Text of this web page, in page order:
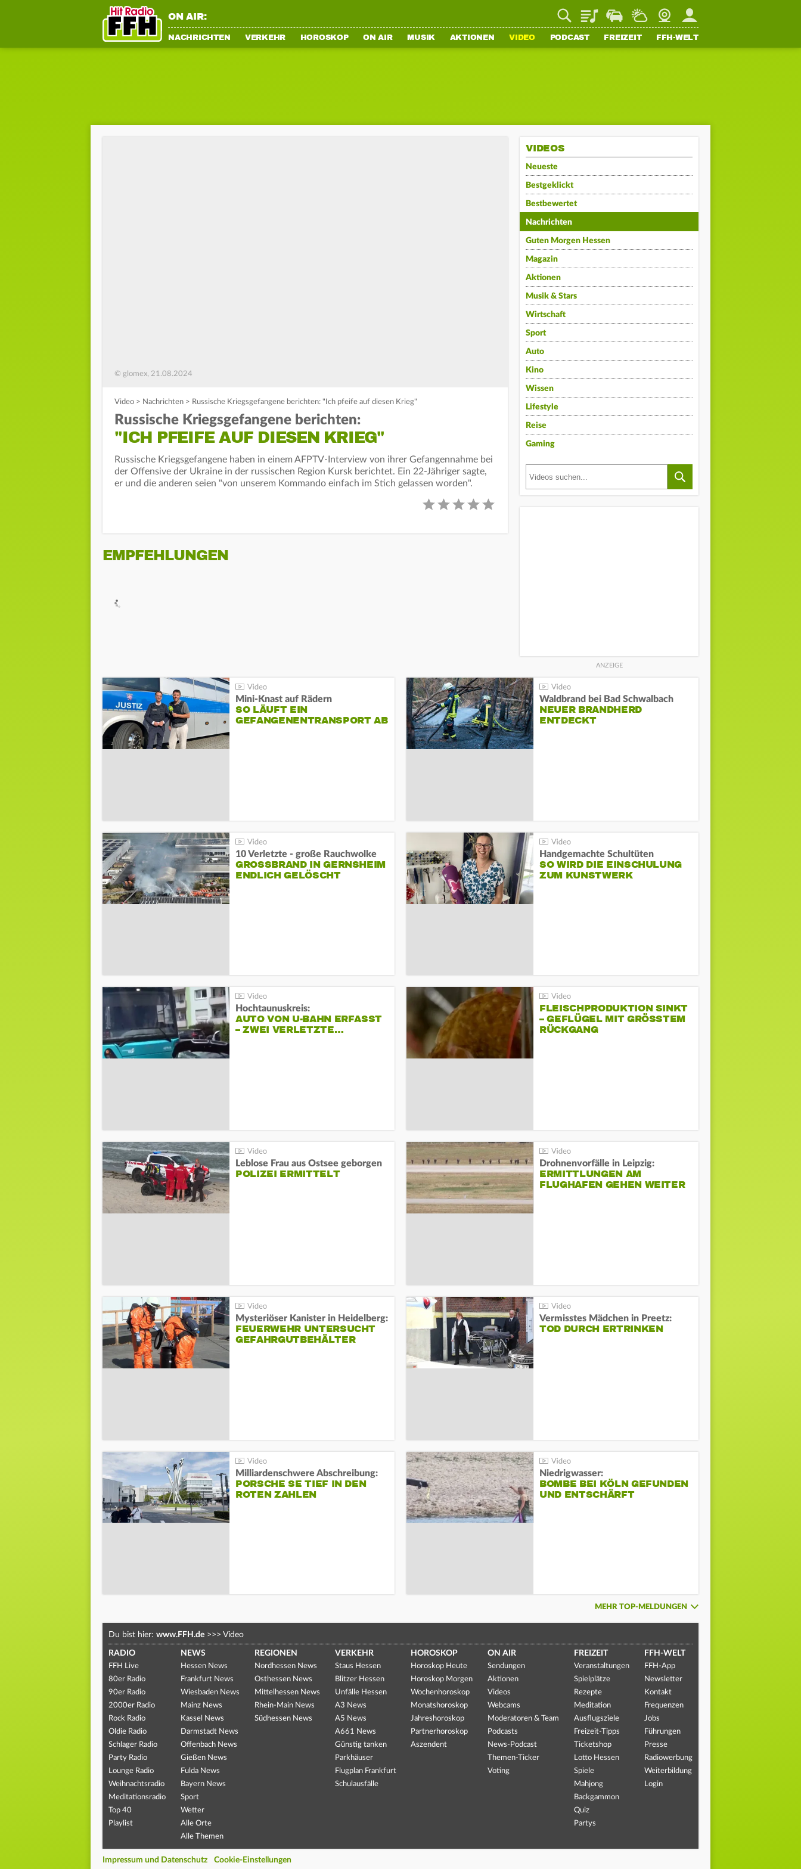
ON AIR: PlaylistStaupilotWetterWebcamMein FFH
NACHRICHTEN VERKEHR HOROSKOP ON AIR MUSIK AKTIONEN VIDEO PODCAST FREIZEIT FFH-WELT
© glomex, 21.08.2024
Video > Nachrichten > Russische Kriegsgefangene berichten: "Ich pfeife auf diesen Krieg"
Russische Kriegsgefangene berichten:
"ICH PFEIFE AUF DIESEN KRIEG"
Russische Kriegsgefangene haben in einem AFPTV-Interview von ihrer Gefangennahme bei
der Offensive der Ukraine in der russischen Region Kursk berichtet. Ein 22-Jähriger sagte,
er und die anderen seien "von unserem Kommando einfach im Stich gelassen worden".
EMPFEHLUNGEN
VIDEOS
Neueste
Bestgeklickt
Bestbewertet
Nachrichten
Guten Morgen Hessen
Magazin
Aktionen
Musik & Stars
Wirtschaft
Sport
Auto
Kino
Wissen
Lifestyle
Reise
Gaming
Mini-Knast auf Rädern
SO LÄUFT EIN
GEFANGENENTRANSPORT AB
Waldbrand bei Bad Schwalbach
NEUER BRANDHERD
ENTDECKT
10 Verletzte - große Rauchwolke
GROSSBRAND IN GERNSHEIM E
NDLICH GELÖSCHT
Handgemachte Schultüten
SO WIRD DIE EINSCHULUNG
ZUM KUNSTWERK
Hochtaunuskreis:
AUTO VON U-BAHN ERFASST
– ZWEI VERLETZTE…
FLEISCHPRODUKTION SINKT
– GEFLÜGEL MIT GRÖSSTEM R
ÜCKGANG
Leblose Frau aus Ostsee geborgen
POLIZEI ERMITTELT
Drohnenvorfälle in Leipzig:
ERMITTLUNGEN AM
FLUGHAFEN GEHEN WEITER
Mysteriöser Kanister in Heidelberg:
FEUERWEHR UNTERSUCHT
GEFAHRGUTBEHÄLTER
Vermisstes Mädchen in Preetz:
TOD DURCH ERTRINKEN
Milliardenschwere Abschreibung:
PORSCHE SE TIEF IN DEN
ROTEN ZAHLEN
Niedrigwasser:
BOMBE BEI KÖLN GEFUNDEN
UND ENTSCHÄRFT
MEHR TOP-MELDUNGEN
Du bist hier: www.FFH.de >>> Video
RADIO
FFH Live
80er Radio
90er Radio
2000er Radio
Rock Radio
Oldie Radio
Schlager Radio
Party Radio
Lounge Radio
Weihnachtsradio
Meditationsradio
Top 40
Playlist
NEWS
Hessen News
Frankfurt News
Wiesbaden News
Mainz News
Kassel News
Darmstadt News
Offenbach News
Gießen News
Fulda News
Bayern News
Sport
Wetter
Alle Orte
Alle Themen
REGIONEN
Nordhessen News
Osthessen News
Mittelhessen News
Rhein-Main News
Südhessen News
VERKEHR
Staus Hessen
Blitzer Hessen
Unfälle Hessen
A3 News
A5 News
A661 News
Günstig tanken
Parkhäuser
Flugplan Frankfurt
Schulausfälle
HOROSKOP
Horoskop Heute
Horoskop Morgen
Wochenhoroskop
Monatshoroskop
Jahreshoroskop
Partnerhoroskop
Aszendent
ON AIR
Sendungen
Aktionen
Videos
Webcams
Moderatoren & Team
Podcasts
News-Podcast
Themen-Ticker
Voting
FREIZEIT
Veranstaltungen
Spielplätze
Rezepte
Meditation
Ausflugsziele
Freizeit-Tipps
Ticketshop
Lotto Hessen
Spiele
Mahjong
Backgammon
Quiz
Partys
FFH-WELT
FFH-App
Newsletter
Kontakt
Frequenzen
Jobs
Führungen
Presse
Radiowerbung
Weiterbildung
Login
Impressum und Datenschutz Cookie-Einstellungen